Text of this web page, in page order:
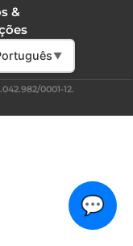
💬
&
▼
0001-12.